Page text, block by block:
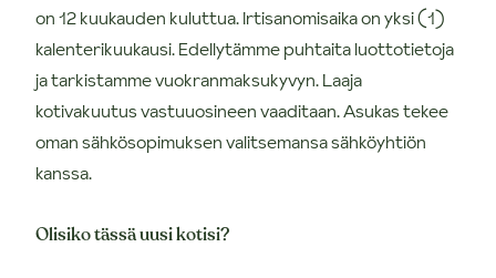
on 12 kuukauden kuluttua. Irtisanomisaika on yksi (1)
kalenterikuukausi. Edellytämme puhtaita luottotietoja
ja tarkistamme vuokranmaksukyvyn. Laaja
kotivakuutus vastuuosineen vaaditaan. Asukas tekee
oman sähkösopimuksen valitsemansa sähköyhtiön
kanssa.
Olisiko tässä uusi kotisi?